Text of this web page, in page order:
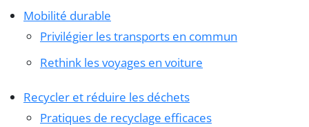
Mobilité durable
Privilégier les transports en commun
Rethink les voyages en voiture
Recycler et réduire les déchets
Pratiques de recyclage efficaces